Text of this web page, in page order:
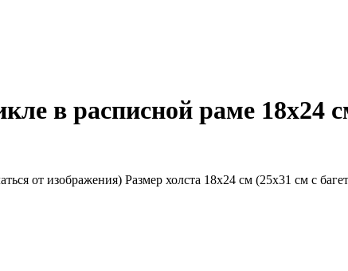
в расписной раме 18х24
от изображения) Размер холста 18х24 см (25х31 см с